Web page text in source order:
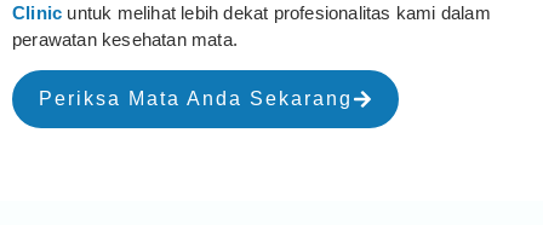
Clinic untuk melihat lebih dekat profesionalitas kami dalam
perawatan kesehatan mata.
Periksa Mata Anda Sekarang